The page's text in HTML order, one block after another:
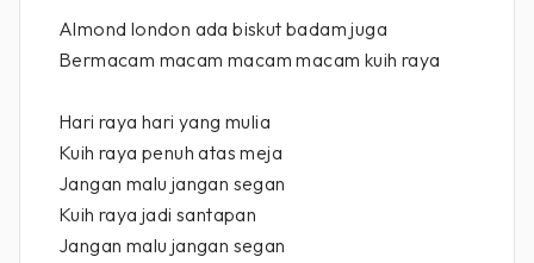
Almond london ada biskut badam juga
Bermacam macam macam macam kuih raya
Hari raya hari yang mulia
Kuih raya penuh atas meja
Jangan malu jangan segan
Kuih raya jadi santapan
Jangan malu jangan segan